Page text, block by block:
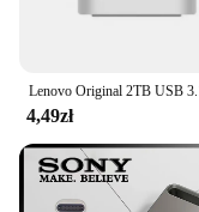
4,49zł